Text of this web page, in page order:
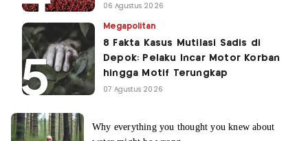
06 Agustus 2026
Megapolitan
8 Fakta Kasus Mutilasi Sadis di
Depok: Pelaku Incar Motor Korban
hingga Motif Terungkap
07 Agustus 2026